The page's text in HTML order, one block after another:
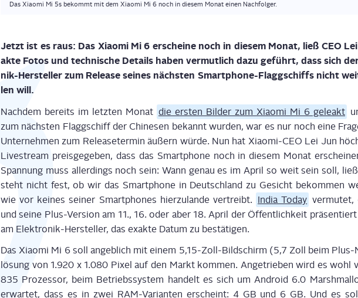
Das Xiaomi Mi 5s bekommt mit dem Xiaomi Mi 6 noch in diesem Monat einen Nachfolger.
Jetzt ist es raus: Das Xiao­mi Mi 6 erschei­ne noch in die­sem Monat, ließ CEO
ak­te Fotos und tech­ni­sche Details haben ver­mut­lich dazu geführt, dass sich
nik-Her­stel­ler zum Release sei­nes nächs­ten Smart­phone-Flagg­schiffs nicht
len will.
Nach­dem bereits im letz­ten Monat die ers­ten Bil­der zum Xiao­mi Mi 6 gele­akt
zum nächs­ten Flagg­schiff der Chi­ne­sen bekannt wur­den, war es nur noch eine
Unter­neh­men zum Release­ter­min äußern wür­de. Nun hat Xiao­mi-CEO Lei Jun
Live­stream preis­ge­ge­ben, dass das Smart­phone noch in die­sem Monat
Span­nung muss aller­dings noch sein: Wann genau es im April so weit sein soll,
steht nicht fest, ob wir das Smart­phone in Deutsch­land zu Gesicht bekom­men
wie vor kei­nes sei­ner Smart­phones hier­zu­lan­de ver­treibt. India Today ver­mu­tet,
und sei­ne Plus-Ver­si­on am 11., 16. oder aber 18. April der Öffent­lich­keit
am Elek­tro­nik-Her­stel­ler, das exak­te Datum zu bestätigen.
Das Xiao­mi Mi 6 soll angeb­lich mit einem 5,15-Zoll-Bildschirm (5,7 Zoll beim
lö­sung von 1.920 x 1.080 Pixel auf den Markt kom­men. Ange­trie­ben wird es wohl
835 Pro­zes­sor, beim Betriebs­sys­tem han­delt es sich um Android 6.0
erwar­tet, dass es in zwei RAM-Vari­an­ten erscheint: 4 GB und 6 GB. Und es